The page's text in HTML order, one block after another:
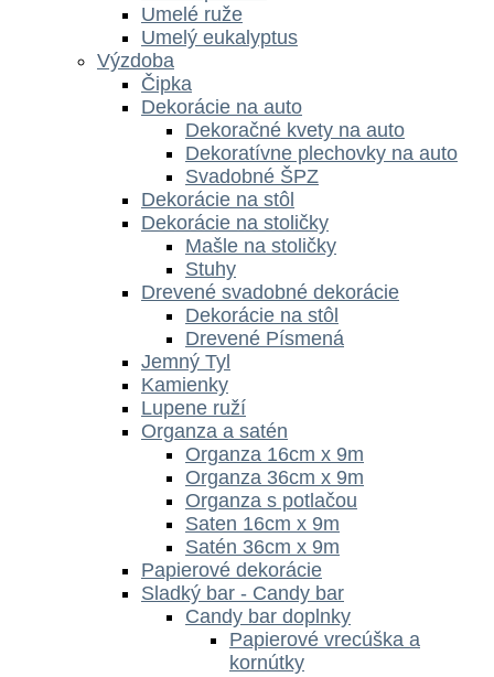
Umelé ruže
Umelý eukalyptus
Výzdoba
Čipka
Dekorácie na auto
Dekoračné kvety na auto
Dekoratívne plechovky na auto
Svadobné ŠPZ
Dekorácie na stôl
Dekorácie na stoličky
Mašle na stoličky
Stuhy
Drevené svadobné dekorácie
Dekorácie na stôl
Drevené Písmená
Jemný Tyl
Kamienky
Lupene ruží
Organza a satén
Organza 16cm x 9m
Organza 36cm x 9m
Organza s potlačou
Saten 16cm x 9m
Satén 36cm x 9m
Papierové dekorácie
Sladký bar - Candy bar
Candy bar doplnky
Papierové vrecúška a
kornútky